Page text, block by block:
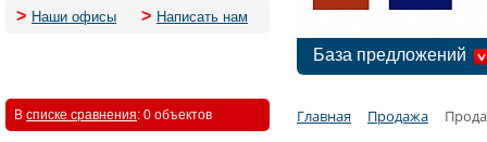
> Наши офисы > Написать нам
База предложений
В списке сравнения: 0 объектов Главная Продажа